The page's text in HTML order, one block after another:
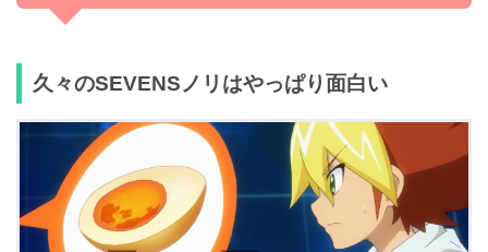
久々のSEVENSノリはやっぱり面白い